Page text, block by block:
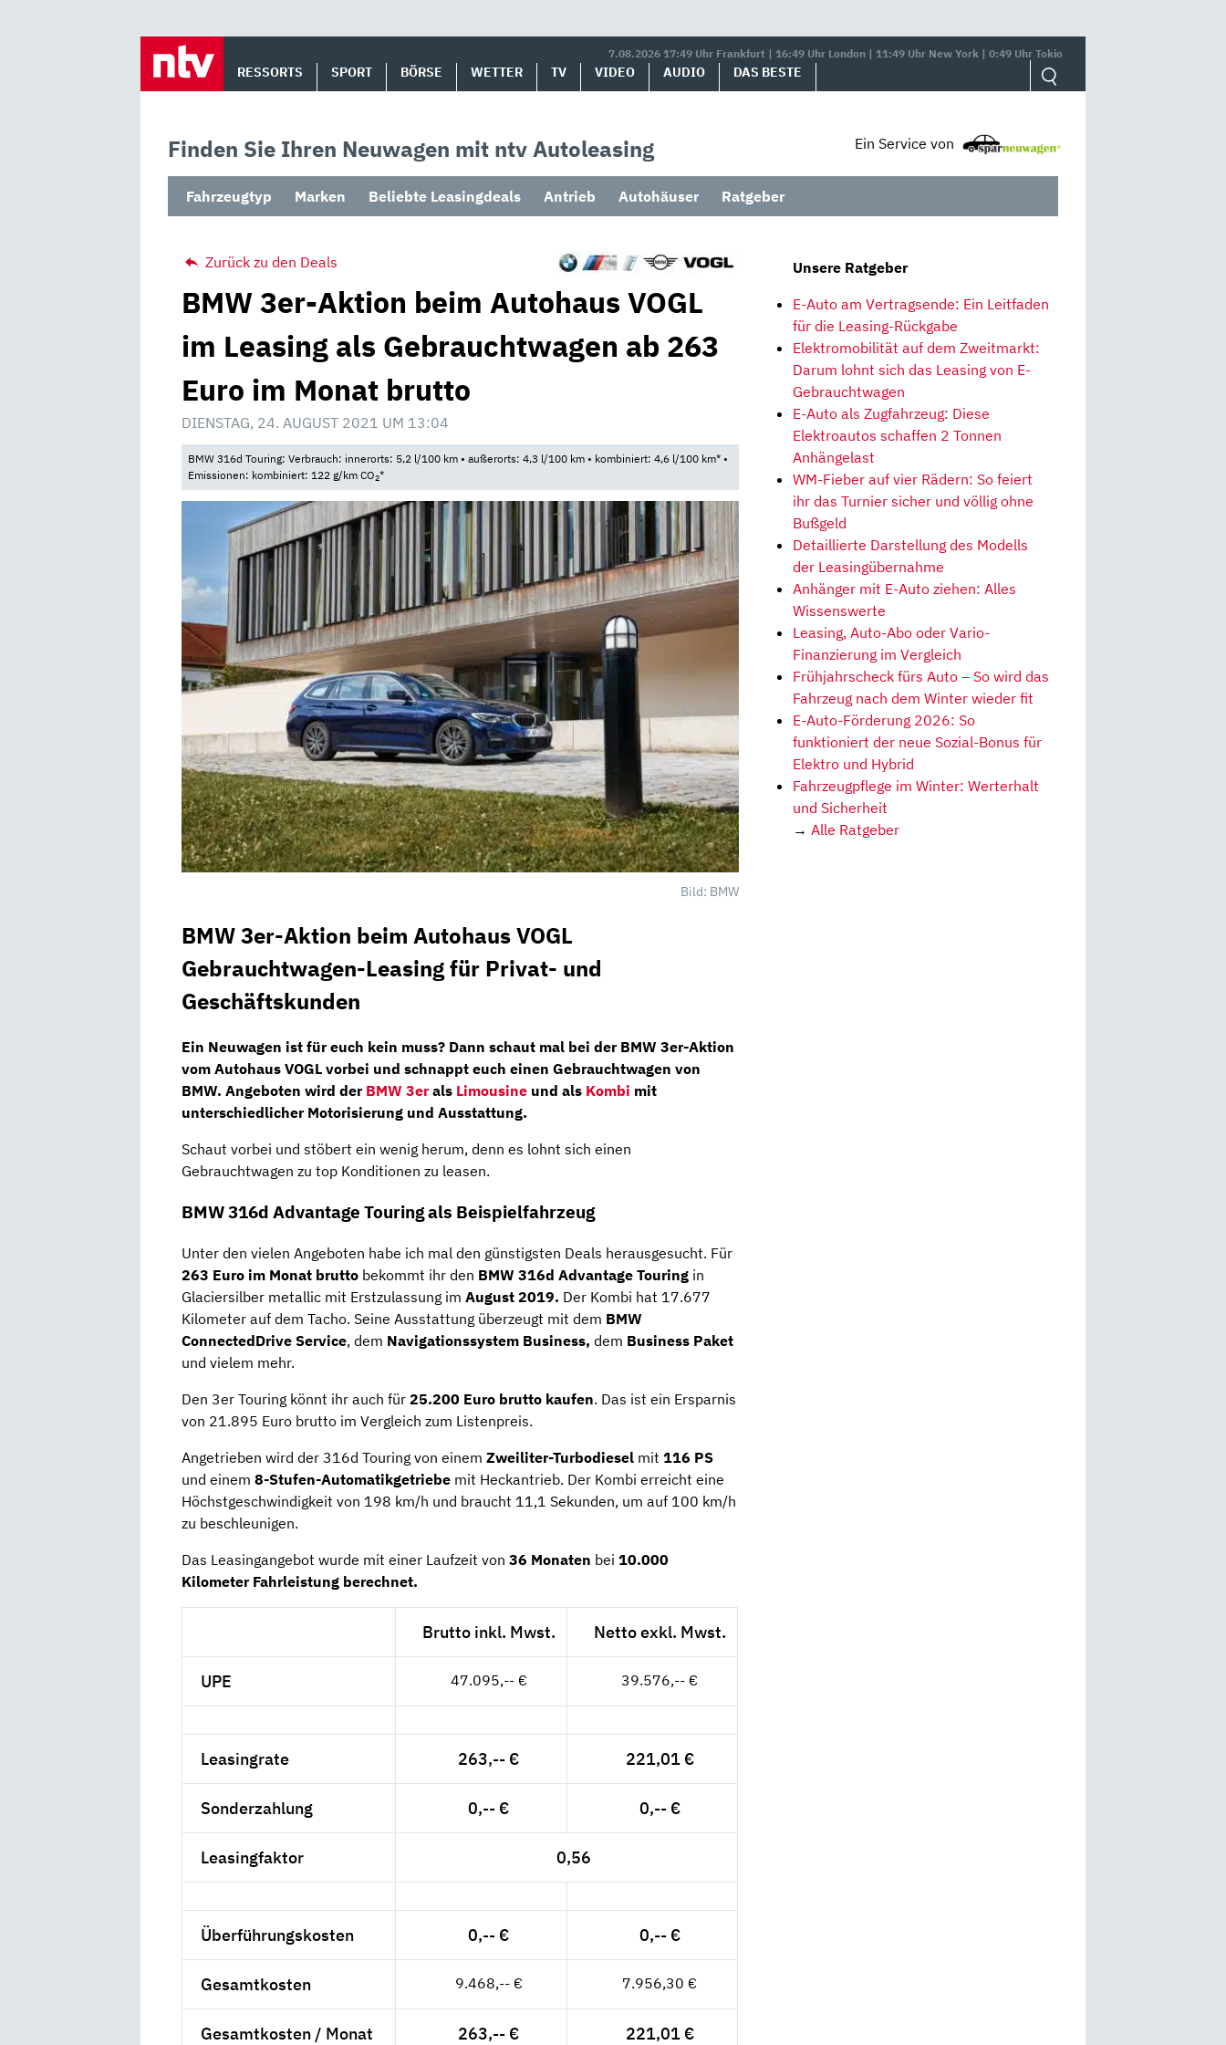
7.08.2026 17:49 Uhr Frankfurt | 16:49 Uhr London | 11:49 Uhr New York | 0:49 Uhr Tokio
RESSORTS SPORT BÖRSE WETTER TV VIDEO AUDIO DAS BESTE
Finden Sie Ihren Neuwagen mit ntv Autoleasing Ein Service von
Fahrzeugtyp Marken Beliebte Leasingdeals Antrieb Autohäuser Ratgeber
Zurück zu den Deals
BMW 3er-Aktion beim Autohaus VOGL
im Leasing als Gebrauchtwagen ab 263
Euro im Monat brutto
DIENSTAG, 24. AUGUST 2021 UM 13:04
BMW 316d Touring: Verbrauch: innerorts: 5,2 l/100 km • außerorts: 4,3 l/100 km • kombiniert: 4,6 l/100 km* •
Emissionen: kombiniert: 122 g/km CO2*
Bild: BMW
BMW 3er-Aktion beim Autohaus VOGL
Gebrauchtwagen-Leasing für Privat- und
Geschäftskunden
Ein Neuwagen ist für euch kein muss? Dann schaut mal bei der BMW 3er-Aktion
vom Autohaus VOGL vorbei und schnappt euch einen Gebrauchtwagen von
BMW. Angeboten wird der BMW 3erals Limousine und als Kombi mit
unterschiedlicher Motorisierung und Ausstattung.
Schaut vorbei und stöbert ein wenig herum, denn es lohnt sich einen
Gebrauchtwagen zu top Konditionen zu leasen.
BMW 316d Advantage Touring als Beispielfahrzeug
Unter den vielen Angeboten habe ich mal den günstigsten Deals herausgesucht. Für
263 Euro im Monat brutto bekommt ihr den BMW 316d Advantage Touring in
Glaciersilber metallic mit Erstzulassung im August 2019. Der Kombi hat 17.677
Kilometer auf dem Tacho. Seine Ausstattung überzeugt mit dem BMW
ConnectedDrive Service, dem Navigationssystem Business, dem Business Paket
und vielem mehr.
Den 3er Touring könnt ihr auch für 25.200 Euro brutto kaufen. Das ist ein Ersparnis
von 21.895 Euro brutto im Vergleich zum Listenpreis.
Angetrieben wird der 316d Touring von einem Zweiliter-Turbodiesel mit 116 PS
und einem 8-Stufen-Automatik­getriebe mit Heckantrieb. Der Kombi erreicht eine
Höchstgeschwindigkeit von 198 km/h und braucht 11,1 Sekunden, um auf 100 km/h
zu beschleunigen.
Das Leasingangebot wurde mit einer Laufzeit von 36 Monaten bei 10.000
Kilometer Fahrleistung berechnet.
Brutto inkl. Mwst. Netto exkl. Mwst.
UPE 47.095,-- € 39.576,-- €
Leasingrate 263,-- € 221,01 €
Sonderzahlung 0,-- € 0,-- €
Leasingfaktor 0,56
Überführungskosten 0,-- € 0,-- €
Gesamtkosten 9.468,-- € 7.956,30 €
Gesamtkosten / Monat 263,-- € 221,01 €
Unsere Ratgeber
E-Auto am Vertragsende: Ein Leitfaden
für die Leasing-Rückgabe
Elektromobilität auf dem Zweitmarkt:
Darum lohnt sich das Leasing von E-
Gebrauchtwagen
E-Auto als Zugfahrzeug: Diese
Elektroautos schaffen 2 Tonnen
Anhängelast
WM-Fieber auf vier Rädern: So feiert
ihr das Turnier sicher und völlig ohne
Bußgeld
Detaillierte Darstellung des Modells
der Leasingübernahme
Anhänger mit E-Auto ziehen: Alles
Wissenswerte
Leasing, Auto-Abo oder Vario-
Finanzierung im Vergleich
Frühjahrscheck fürs Auto – So wird das
Fahrzeug nach dem Winter wieder fit
E-Auto-Förderung 2026: So
funktioniert der neue Sozial-Bonus für
Elektro und Hybrid
Fahrzeugpflege im Winter: Werterhalt
und Sicherheit
→ Alle Ratgeber